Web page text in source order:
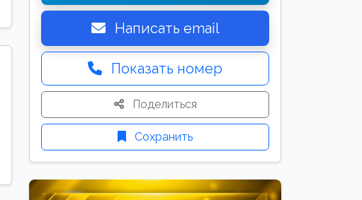
Написать email
Показать номер
Поделиться
Сохранить